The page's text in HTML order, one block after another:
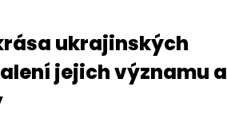
ukrajinských
jejich významu a